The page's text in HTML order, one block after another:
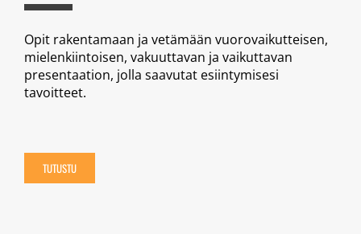
Opit rakentamaan ja vetämään vuorovaikutteisen,
mielenkiintoisen, vakuuttavan ja vaikuttavan
presentaation, jolla saavutat esiintymisesi
tavoitteet.
TUTUSTU